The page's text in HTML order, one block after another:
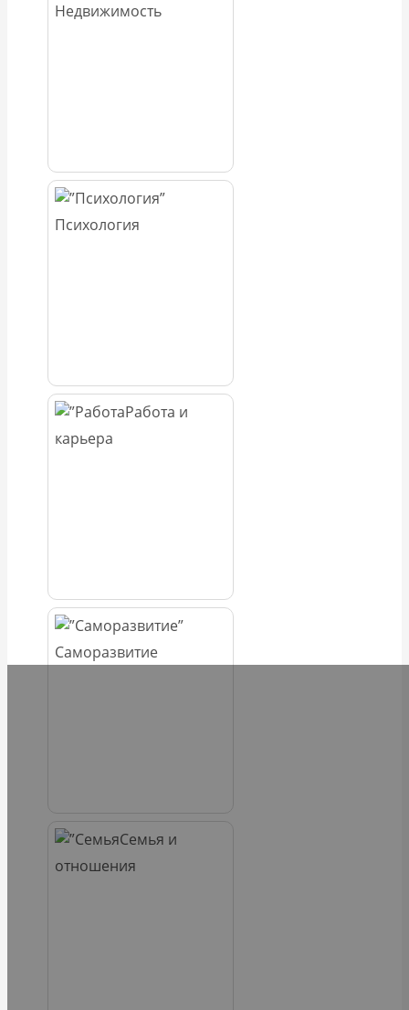
Недвижимость
Психология
Работа и
карьера
Саморазвитие
Семья и
отношения